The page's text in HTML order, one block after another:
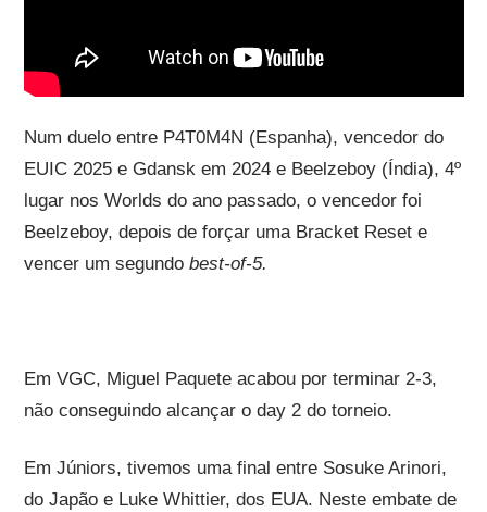
Num duelo entre P4T0M4N (Espanha), vencedor do
EUIC 2025 e Gdansk em 2024 e Beelzeboy (Índia), 4º
lugar nos Worlds do ano passado, o vencedor foi
Beelzeboy, depois de forçar uma Bracket Reset e
vencer um segundo best-of-5.
Em VGC, Miguel Paquete acabou por terminar 2-3,
não conseguindo alcançar o day 2 do torneio.
Em Júniors, tivemos uma final entre Sosuke Arinori,
do Japão e Luke Whittier, dos EUA. Neste embate de